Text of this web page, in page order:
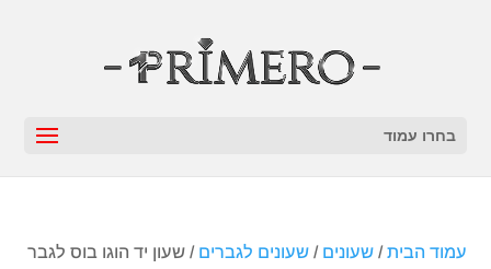
בחרו עמוד
עמוד הבית/שעונים /שעונים לגברים / שעון יד הוגו בוס לגבר